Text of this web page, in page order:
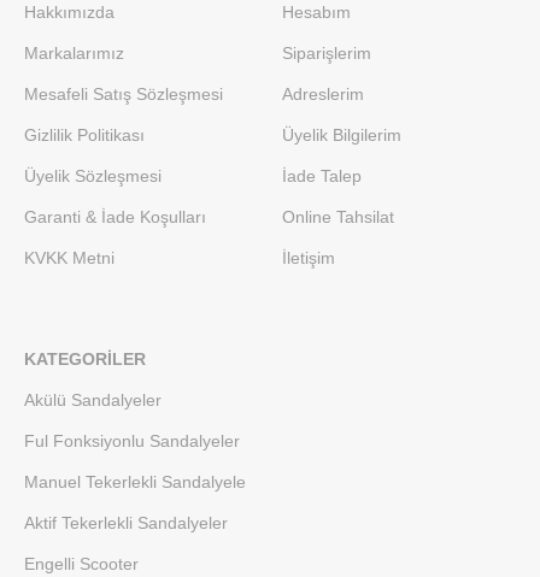
Hakkımızda
Markalarımız
Mesafeli Satış Sözleşmesi
Gizlilik Politikası
Üyelik Sözleşmesi
Garanti & İade Koşulları
KVKK Metni
Hesabım
Siparişlerim
Adreslerim
Üyelik Bilgilerim
İade Talep
Online Tahsilat
İletişim
KATEGORILER
Akülü Sandalyeler
Ful Fonksiyonlu Sandalyeler
Manuel Tekerlekli Sandalyele
Aktif Tekerlekli Sandalyeler
Engelli Scooter